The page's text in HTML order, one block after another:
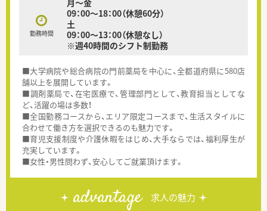
勤務時間
09：00～18：00（休憩60分）
土
09：00～13：00（休憩なし）
※週40時間のシフト制勤務
■大学病院や総合病院の門前薬局を中心に、全都道府県に580店
舗以上を展開しています。
■調剤薬局で、在宅医療で、管理部門として、教育担当としてな
ど、活躍の場は多数！
■全国勤務コースから、エリア限定コースまで、生活スタイルに
合わせて働き方を選択できるのも魅力です。
■育児支援制度や介護休暇をはじめ、大手ならでは、福利厚生が
充実しています。
■女性・男性問わず、安心してご就業頂けます。
advantage 求人の魅力